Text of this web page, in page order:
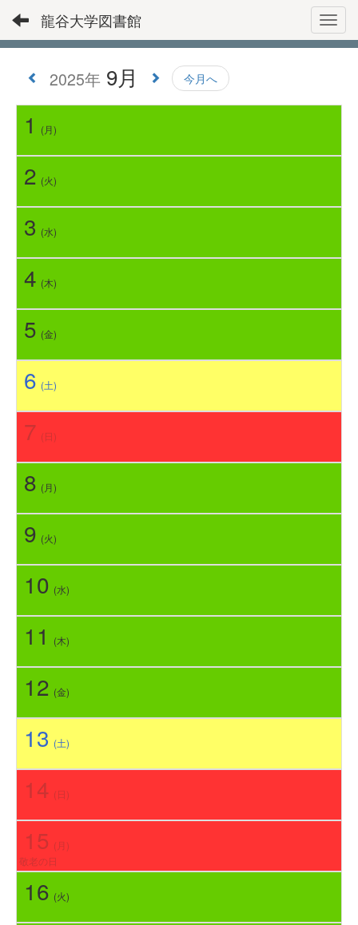
龍谷大学図書館
2025年 9月 今月へ
1 (月)
2 (火)
3 (水)
4 (木)
5 (金)
6 (土)
7 (日)
8 (月)
9 (火)
10 (水)
11 (木)
12 (金)
13 (土)
14 (日)
15 (月)
敬老の日
16 (火)